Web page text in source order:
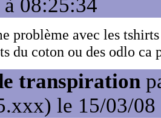
08:25:34
problème avec les
du coton ou des odlo ca
transpiration
le 15/03/08